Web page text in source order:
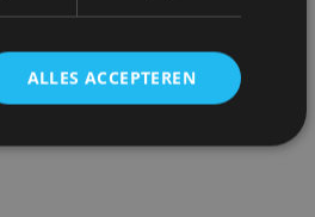
ALLES ACCEPTEREN